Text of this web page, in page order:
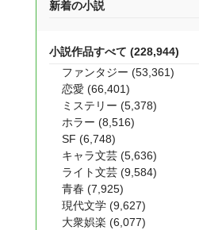
新着の小説
小説作品すべて (228,944)
ファンタジー (53,361)
恋愛 (66,401)
ミステリー (5,378)
ホラー (8,516)
SF (6,748)
キャラ文芸 (5,636)
ライト文芸 (9,584)
青春 (7,925)
現代文学 (9,627)
大衆娯楽 (6,077)